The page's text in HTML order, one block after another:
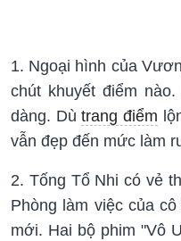
1. Ngoại hình của
chút khuyết điểm
dàng. Dùtrang điểm
vẫn đẹp đến mức làm
2. Tống Tổ Nhi có vẻ
Phòng làm việc của
mới. Hai bộ phim "Vô